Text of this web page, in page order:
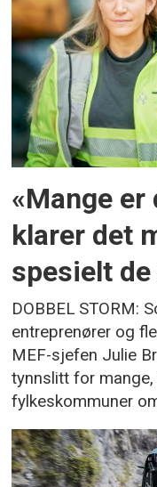
«Mange er
klarer det
spesielt de
DOBBEL STORM:
entreprenører og
MEF-sjefen Julie
tynnslitt for
fylkeskommuner